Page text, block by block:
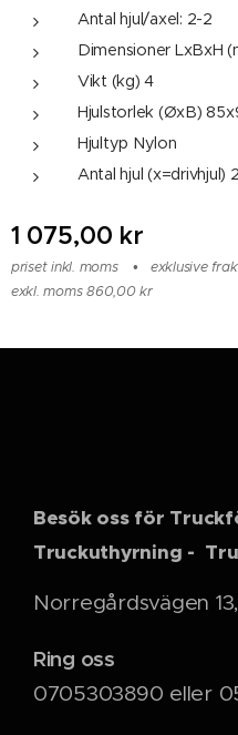
Antal hjul/axel: 2-2
Dimensioner LxBxH
Vikt (kg) 4
Hjulstorlek (ØxB)
Hjultyp Nylon
Antal hjul (x=drivhjul)
1 075,00 kr
priset inkl. moms
exklusive
exkl. moms 860,00 kr
Besök oss för
Truckuthyrning -
Norregårdsvägen
Ring oss
0705303890 eller